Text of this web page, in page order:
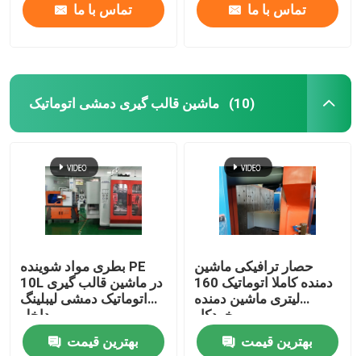
تماس با ما تماس با ما
ماشین قالب گیری دمشی اتوماتیک (10)
بطری مواد شوینده PE
10L در ماشین قالب گیری
اتوماتیک دمشی لیبلینگ
داخل
بهترین قیمت
حصار ترافیکی ماشین
دمنده کاملا اتوماتیک 160
لیتری ماشین دمنده
خودکار
بهترین قیمت